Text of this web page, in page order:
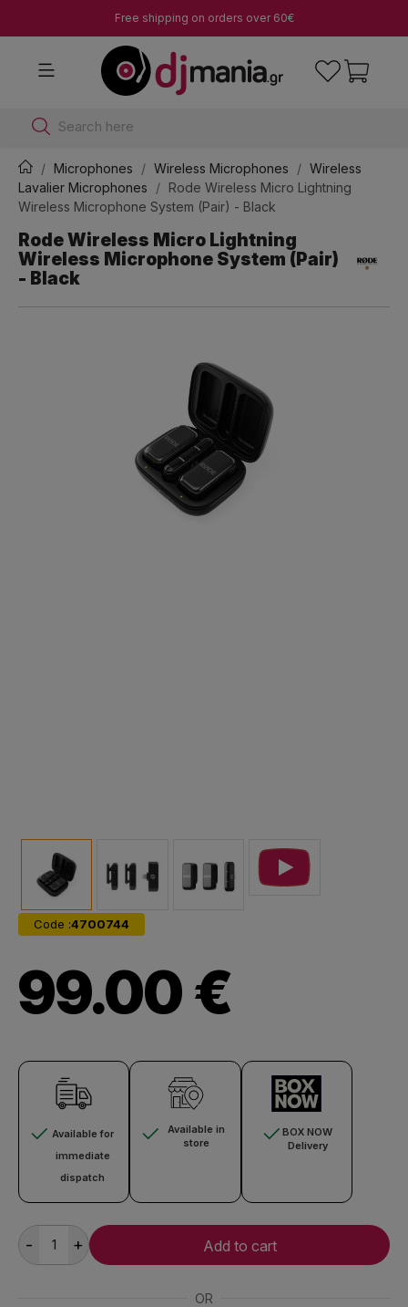
Free shipping on orders over 60€
Search here
Microphones Wireless Microphones
Wireless
Lavalier Microphones
Rode Wireless Micro Lightning
Wireless Microphone System (Pair) - Black
Rode Wireless Micro Lightning
Wireless Microphone System (Pair)
- Black
Code :4700744
99.00 €
Available for
immediate
dispatch
Available in
store
BOX NOW
Delivery
- + Add to cart